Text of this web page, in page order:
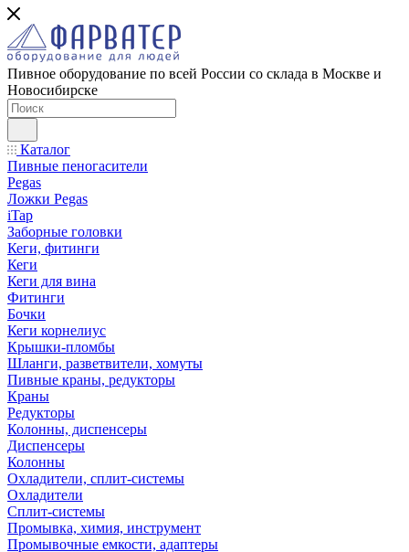
Пивное оборудование по всей России со склада в Москве и
Новосибирске
Каталог
Пивные пеногасители
Pegas
Ложки Pegas
iTap
Заборные головки
Кеги, фитинги
Кеги
Кеги для вина
Фитинги
Бочки
Кеги корнелиус
Крышки-пломбы
Шланги, разветвители, хомуты
Пивные краны, редукторы
Краны
Редукторы
Колонны, диспенсеры
Диспенсеры
Колонны
Охладители, сплит-системы
Охладители
Сплит-системы
Промывка, химия, инструмент
Промывочные емкости, адаптеры